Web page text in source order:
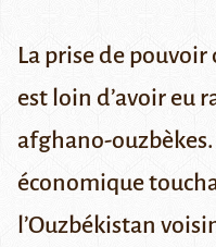
La prise de pouvoir
est loin d’avoir eu
afghano-
économique
l’Ouzbékistan